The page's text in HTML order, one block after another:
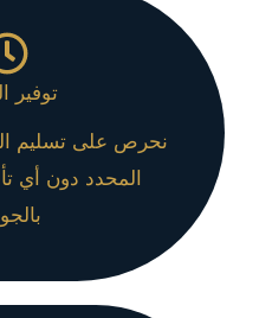
توفير
نحرص على تسليم
المحدد دون أي